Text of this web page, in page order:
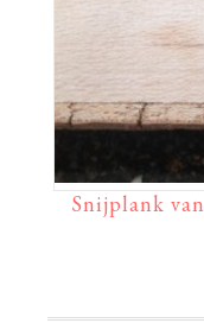
Snijplank